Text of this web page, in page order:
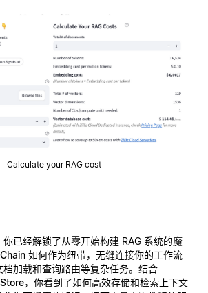
Calculate your RAG cost
已经解锁了从零开始构建 RAG 系统的魔
如何作为纽带，无缝连接你的工作流
加载和查询路由等复杂任务。结合
，你看到了如何高效存储和检索上下文